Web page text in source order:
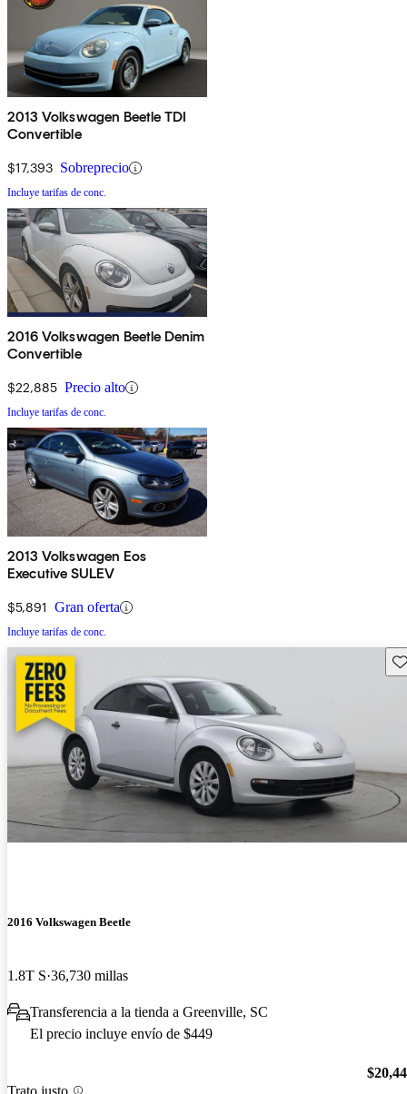
2013 Volkswagen Beetle TDI
Convertible
$17,393 Sobreprecio
Incluye tarifas de conc.
2016 Volkswagen Beetle Denim
Convertible
$22,885 Precio alto
Incluye tarifas de conc.
2013 Volkswagen Eos
Executive SULEV
$5,891 Gran oferta
Incluye tarifas de conc.
2016 Volkswagen Beetle
1.8T S 36,730 millas
Transferencia a la tienda a Greenville, SC
El precio incluye envío de $449
Trato justo